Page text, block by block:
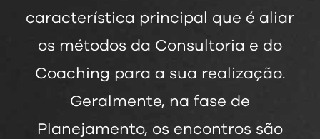
característica principal que é aliar
os métodos da Consultoria e do
Coaching para a sua realização.
Geralmente, na fase de
Planejamento, os encontros são